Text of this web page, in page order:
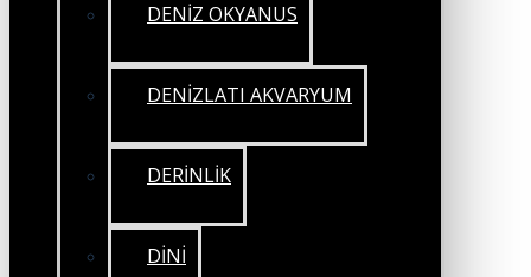
DENİZ OKYANUS
DENİZLATI AKVARYUM
DERİNLİK
DİNİ